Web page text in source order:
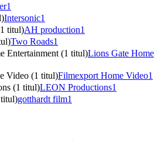
1
Intersonic1
titul)AH production1
Two Roads1
Entertainment (1 titul)Lions Gate Home
Video (1 titul)Filmexport Home Video1
(1 titul)LEON Productions1
gotthardt film1